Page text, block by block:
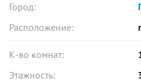
Город:
Расположение:
К-во комнат:
Этажность: